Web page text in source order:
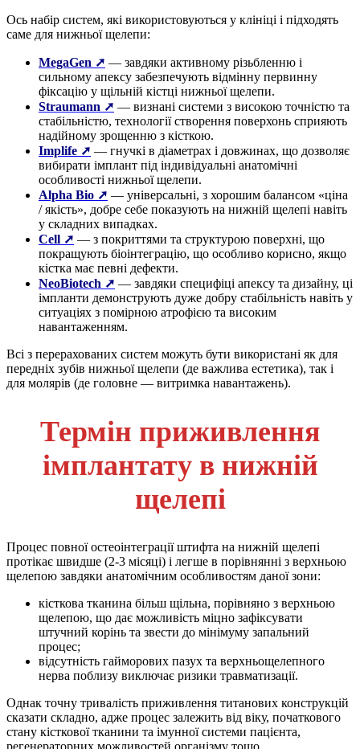
Ось набір систем, які використовуються у клініці і підходять
саме для нижньої щелепи:
MegaGen ➚ — завдяки активному різьбленню і
сильному апексу забезпечують відмінну первинну
фіксацію у щільній кістці нижньої щелепи.
Straumann ➚ — визнані системи з високою точністю та
стабільністю, технології створення поверхонь сприяють
надійному зрощенню з кісткою.
Implife ➚ — гнучкі в діаметрах і довжинах, що дозволяє
вибирати імплант під індивідуальні анатомічні
особливості нижньої щелепи.
Alpha Bio ➚ — універсальні, з хорошим балансом «ціна
/ якість», добре себе показують на нижній щелепі навіть
у складних випадках.
Cell ➚ — з покриттями та структурою поверхні, що
покращують біоінтеграцію, що особливо корисно, якщо
кістка має певні дефекти.
NeoBiotech ➚ — завдяки специфіці апексу та дизайну, ці
імпланти демонструють дуже добру стабільність навіть у
ситуаціях з помірною атрофією та високим
навантаженням.
Всі з перерахованих систем можуть бути використані як для
передніх зубів нижньої щелепи (де важлива естетика), так і
для молярів (де головне — витримка навантажень).
Термін приживлення
імплантату в нижній
щелепі
Процес повної остеоінтеграції штифта на нижній щелепі
протікає швидше (2-3 місяці) і легше в порівнянні з верхньою
щелепою завдяки анатомічним особливостям даної зони:
кісткова тканина більш щільна, порівняно з верхньою
щелепою, що дає можливість міцно зафіксувати
штучний корінь та звести до мінімуму запальний
процес;
відсутність гайморових пазух та верхньощелепного
нерва поблизу виключає ризики травматизації.
Однак точну тривалість приживлення титанових конструкцій
сказати складно, адже процес залежить від віку, початкового
стану кісткової тканини та імунної системи пацієнта,
регенераторних можливостей організму тощо.